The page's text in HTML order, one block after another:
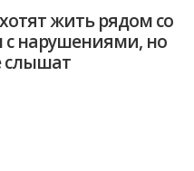
жить рядом со
нарушениями, но
слышат